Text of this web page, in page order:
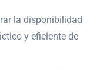
la disponibilidad
y eficiente de